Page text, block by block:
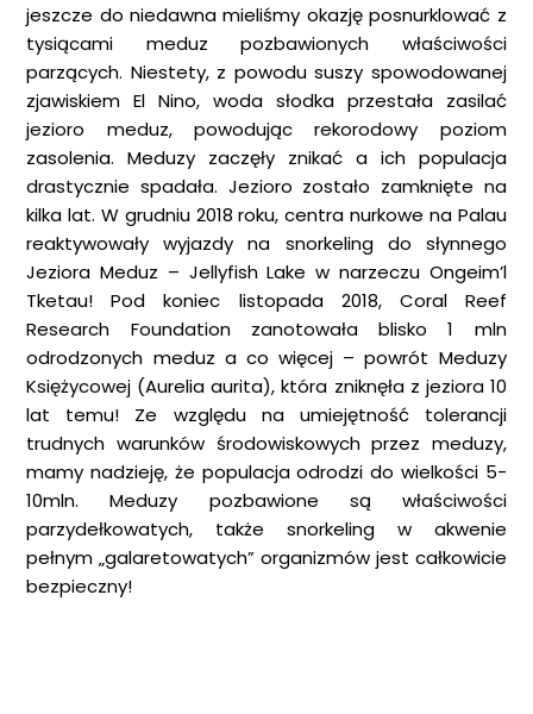
jeszcze do niedawna mieliśmy okazję posnurklować z
tysiącami meduz pozbawionych właściwości
parzących. Niestety, z powodu suszy spowodowanej
zjawiskiem El Nino, woda słodka przestała zasilać
jezioro meduz, powodując rekorodowy poziom
zasolenia. Meduzy zaczęły znikać a ich populacja
drastycznie spadała. Jezioro zostało zamknięte na
kilka lat. W grudniu 2018 roku, centra nurkowe na Palau
reaktywowały wyjazdy na snorkeling do słynnego
Jeziora Meduz – Jellyfish Lake w narzeczu Ongeim’l
Tketau! Pod koniec listopada 2018, Coral Reef
Research Foundation zanotowała blisko 1 mln
odrodzonych meduz a co więcej – powrót Meduzy
Księżycowej (Aurelia aurita), która zniknęła z jeziora 10
lat temu! Ze względu na umiejętność tolerancji
trudnych warunków środowiskowych przez meduzy,
mamy nadzieję, że populacja odrodzi do wielkości 5-
10mln. Meduzy pozbawione są właściwości
parzydełkowatych, także snorkeling w akwenie
pełnym „galaretowatych” organizmów jest całkowicie
bezpieczny!